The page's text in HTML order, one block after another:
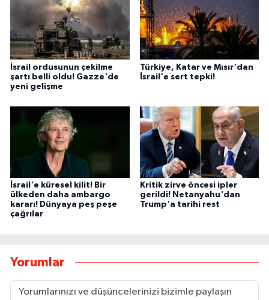
İsrail ordusunun çekilme
şartı belli oldu! Gazze'de
yeni gelişme
Türkiye, Katar ve Mısır'dan
İsrail'e sert tepki!
İsrail'e küresel kilit! Bir
ülkeden daha ambargo
kararı! Dünyaya peş peşe
çağrılar
Kritik zirve öncesi ipler
gerildi! Netanyahu'dan
Trump'a tarihi rest
Yorumlar